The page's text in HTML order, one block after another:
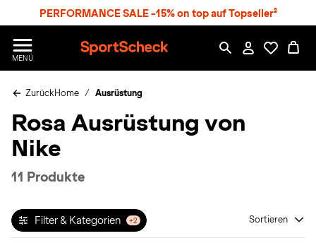
PERFORMANCE SALE -15% on top auf Topseller²
MENÜ
p
r
S
c
ZurückHome Ausrüstung
Rosa Ausrüstung von
Nike
11 Produkte
Filter & Kategorien +2 Sortieren